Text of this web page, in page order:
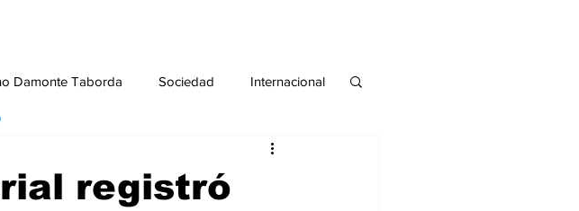
Damonte Taborda Sociedad Internacional
registró